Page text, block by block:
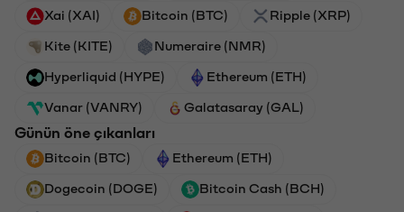
Xai (XAI) Bitcoin (BTC) Ripple (XRP)
Kite (KITE) Numeraire (NMR)
Hyperliquid (HYPE) Ethereum (ETH)
Vanar (VANRY) Galatasaray (GAL)
Günün öne çıkanları
Bitcoin (BTC) Ethereum (ETH)
Dogecoin (DOGE) Bitcoin Cash (BCH)